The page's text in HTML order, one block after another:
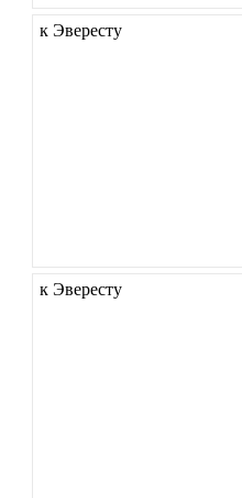
к Эвересту
к Эвересту